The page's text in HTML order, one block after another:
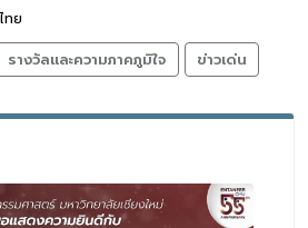
ทย
รางวัลและความภาคภูมิใจ ข่าวเด่น